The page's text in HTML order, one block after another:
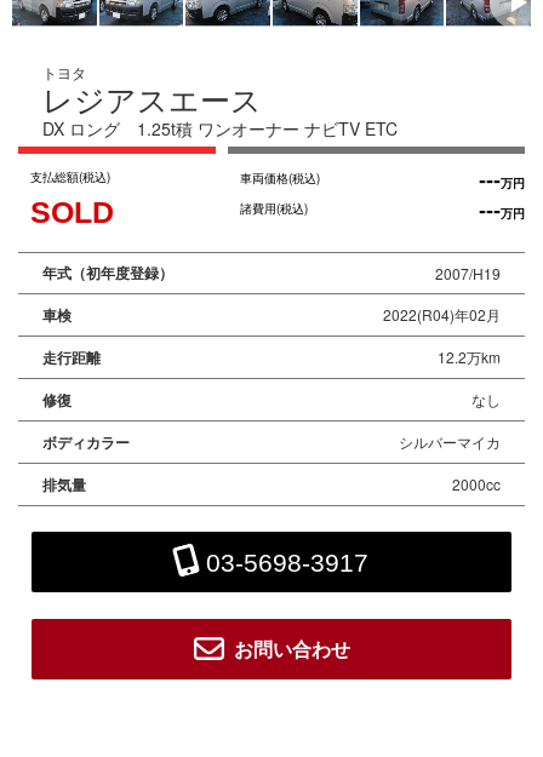
トヨタ
レジアスエース
DX ロング 1.25t積 ワンオーナー ナビTV ETC
支払総額(税込)
SOLD
車両価格(税込) ---万円
諸費用(税込) ---万円
年式（初年度登録） 2007/H19
車検 2022(R04)年02月
走行距離 12.2万km
修復 なし
ボディカラー シルバーマイカ
排気量 2000cc
03-5698-3917
お問い合わせ